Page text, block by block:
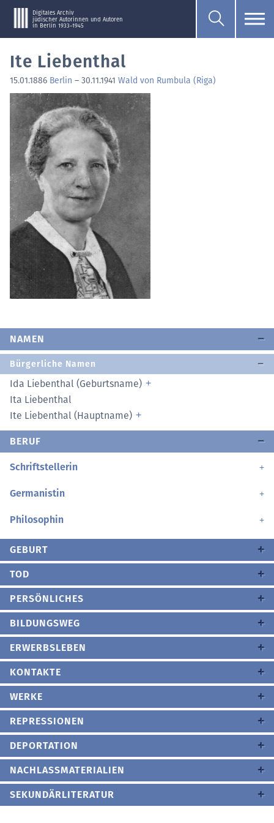
Digitales Archiv
jüdischer Autorinnen und Autoren
in Berlin 1933–1945
Ite Liebenthal
15.01.1886 Berlin – 30.11.1941 Wald von Rumbula (Riga)
NAMEN
Bürgerliche Namen
Ida Liebenthal (Geburtsname)
Ita Liebenthal
Ite Liebenthal (Hauptname)
BERUF
Schriftstellerin
Germanistin
Philosophin
GEBURT
TOD
PERSÖNLICHES
BILDUNGSWEG
ERWERBSLEBEN
KONTAKTE
WERKE
REPRESSIONEN
DEPORTATION
NACHLASSMATERIALIEN
SEKUNDÄRLITERATUR